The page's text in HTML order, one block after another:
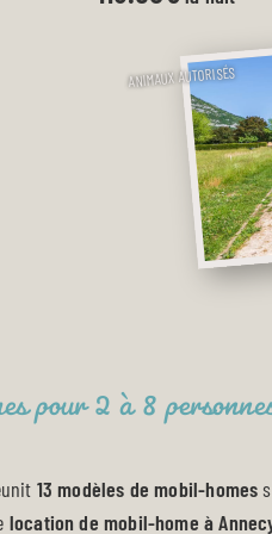
ANIMAUX AUTORISÉS
pour 2 à 8
13 modèles de mobil-homes
location de mobil-home à